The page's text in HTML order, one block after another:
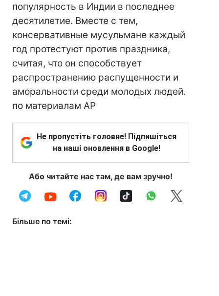
популярность в Индии в последнее
десятилетие. Вместе с тем,
консервативные мусульмане каждый
год протестуют против праздника,
считая, что он способствует
распространению распущенности и
аморальности среди молодых людей.
по материалам AP
Не пропустіть головне! Підпишіться
на наші оновлення в Google!
Або читайте нас там, де вам зручно!
Більше по темі: